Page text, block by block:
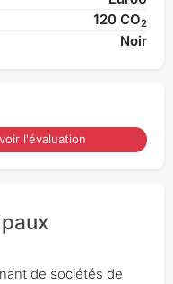
120 CO2
Noir
l'évaluation
de sociétés de